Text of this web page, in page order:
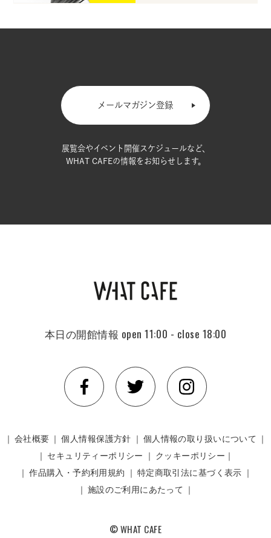
メールマガジン登録
展覧会やイベント開催スケジュールなど、
WHAT CAFEの情報をお知らせします。
本日の開館情報 open 11:00 - close 18:00
｜ 会社概要 ｜個人情報保護方針 ｜ 個人情報の取り扱いについて ｜
｜ セキュリティーポリシー ｜ クッキーポリシー｜
｜作品購入・予約利用規約 ｜ 特定商取引法に基づく表示 ｜
｜ 施設のご利用にあたって ｜
© WHAT CAFE